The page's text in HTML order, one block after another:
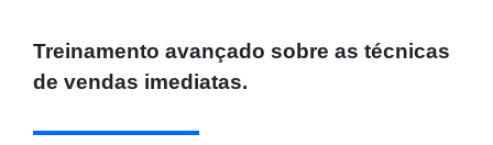
Treinamento avançado sobre as técnicas
de vendas imediatas.